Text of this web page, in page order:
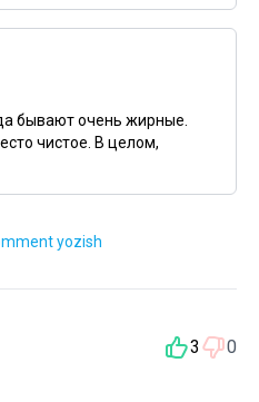
бывают очень жирные.
чистое. В целом,
yozish
3 0